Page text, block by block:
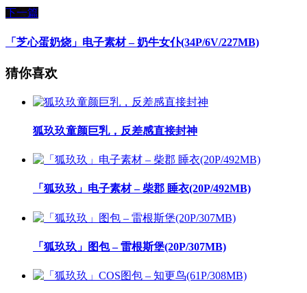
下一篇
「芝心蛋奶烧」电子素材 – 奶牛女仆(34P/6V/227MB)
猜你喜欢
狐玖玖童颜巨乳，反差感直接封神
「狐玖玖」电子素材 – 柴郡 睡衣(20P/492MB)
「狐玖玖」图包 – 雷根斯堡(20P/307MB)